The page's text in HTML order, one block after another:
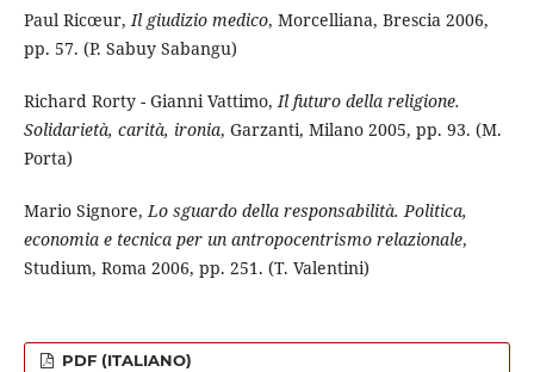
Paul Ricœur,Il giudizio medico, Morcelliana, Brescia 2006,
pp. 57. (P. Sabuy Sabangu)
Richard Rorty - Gianni Vattimo,Il futuro della religione.
Solidarietà, carità, ironia, Garzanti, Milano 2005, pp. 93. (M.
Porta)
Mario Signore,Lo sguardo della responsabilità. Politica,
economia e tecnica per un antropocentrismo relazionale,
Studium, Roma 2006, pp. 251. (T. Valentini)
PDF (ITALIANO)